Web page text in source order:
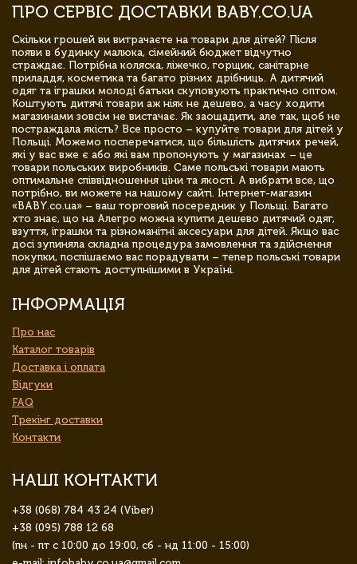
ПРО СЕРВІС ДОСТАВКИ BABY.CO.UA
Скільки грошей ви витрачаєте на товари для дітей? Після
появи в будинку малюка, сімейний бюджет відчутно
страждає. Потрібна коляска, ліжечко, горщик, санітарне
приладдя, косметика та багато різних дрібниць. А дитячий
одяг та іграшки молоді батьки скуповують практично оптом.
Коштують дитячі товари аж ніяк не дешево, а часу ходити
магазинами зовсім не вистачає. Як заощадити, але так, щоб не
постраждала якість? Все просто – купуйте товари для дітей у
Польщі. Можемо посперечатися, що більшість дитячих речей,
які у вас вже є або які вам пропонують у магазинах – це
товари польських виробників. Саме польські товари мають
оптимальне співвідношення ціни та якості. А вибрати все, що
потрібно, ви можете на нашому сайті. Інтернет-магазин
«BABY.co.ua» – ваш торговий посередник у Польщі. Багато
хто знає, що на Алегро можна купити дешево дитячий одяг,
взуття, іграшки та різноманітні аксесуари для дітей. Якщо вас
досі зупиняла складна процедура замовлення та здійснення
покупки, поспішаємо вас порадувати – тепер польські товари
для дітей стають доступнішими в Україні.
ІНФОРМАЦІЯ
Про нас
Каталог товарів
Доставка і оплата
Відгуки
FAQ
Трекінг доставки
Контакти
НАШІ КОНТАКТИ
+38 (068) 784 43 24 (Viber)
+38 (095) 788 12 68
(пн - пт с 10:00 до 19:00, сб - нд 11:00 - 15:00)